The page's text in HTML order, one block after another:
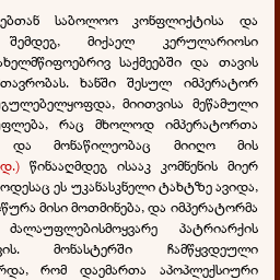
საბოლოო კონფლიქტისა და
მიქაელ კერულარიოსი
საქმეებში და თავის
ხანში შესულ იმპერატორ
მიითვისა მეწამული
რაც მხოლოდ იმპერატორთა
და მონაწილეობაც მიიღო მის
წინააღმდეგ ისააკ კომნენის მიერ
ეს უკანასკნელი ტახტზე ავიდა,
მისი მოთმინება, და იმპერატორმა
პატრიარქის
მონასტერში ჩამწყვდეული
რომ დაემართა აპოპლექსიური